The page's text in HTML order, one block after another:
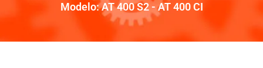
Modelo: AT 400 S2 - AT 400 CI